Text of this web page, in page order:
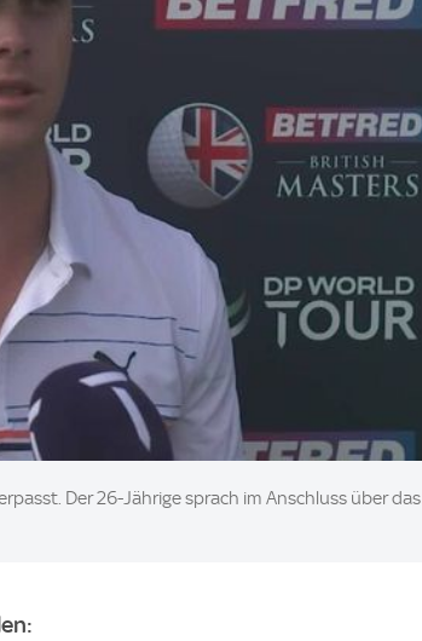
Der 26-Jährige sprach im Anschluss über das